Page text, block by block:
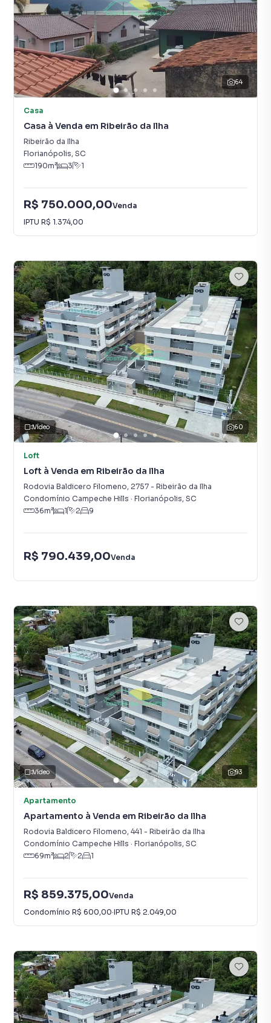
64
Casa
Casa à Venda em Ribeirão da Ilha
Ribeirão da Ilha
Florianópolis, SC
190m² 3 1
R$ 750.000,00Venda
IPTU R$ 1.374,00
60
Vídeo
Loft
Loft à Venda em Ribeirão da Ilha
Rodovia Baldicero Filomeno, 2757 - Ribeirão da Ilha
Condomínio Campeche Hills · Florianópolis, SC
36m² 1 2 9
R$ 790.439,00Venda
93
Vídeo
Apartamento
Apartamento à Venda em Ribeirão da Ilha
Rodovia Baldicero Filomeno, 441 - Ribeirão da Ilha
Condomínio Campeche Hills · Florianópolis, SC
69m² 2 2 1
R$ 859.375,00Venda
Condomínio R$ 600,00·IPTU R$ 2.049,00